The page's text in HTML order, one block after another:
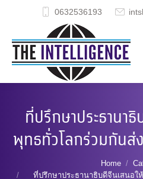
0632536193
ที่ปรึกษาประธานา
พุทธทั่วโลกร่วมกันส่
Home
ที่ปรึกษาประธานาธิบดีจีนเสนอใ